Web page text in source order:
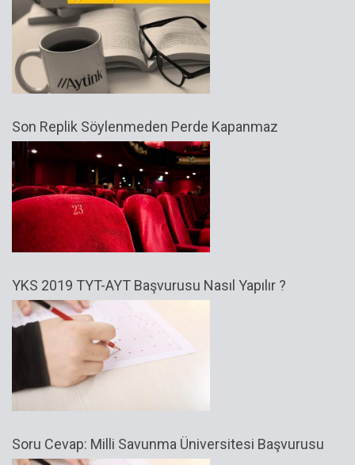
Son Replik Söylenmeden Perde Kapanmaz
YKS 2019 TYT-AYT Başvurusu Nasıl Yapılır ?
Soru Cevap: Milli Savunma Üniversitesi Başvurusu